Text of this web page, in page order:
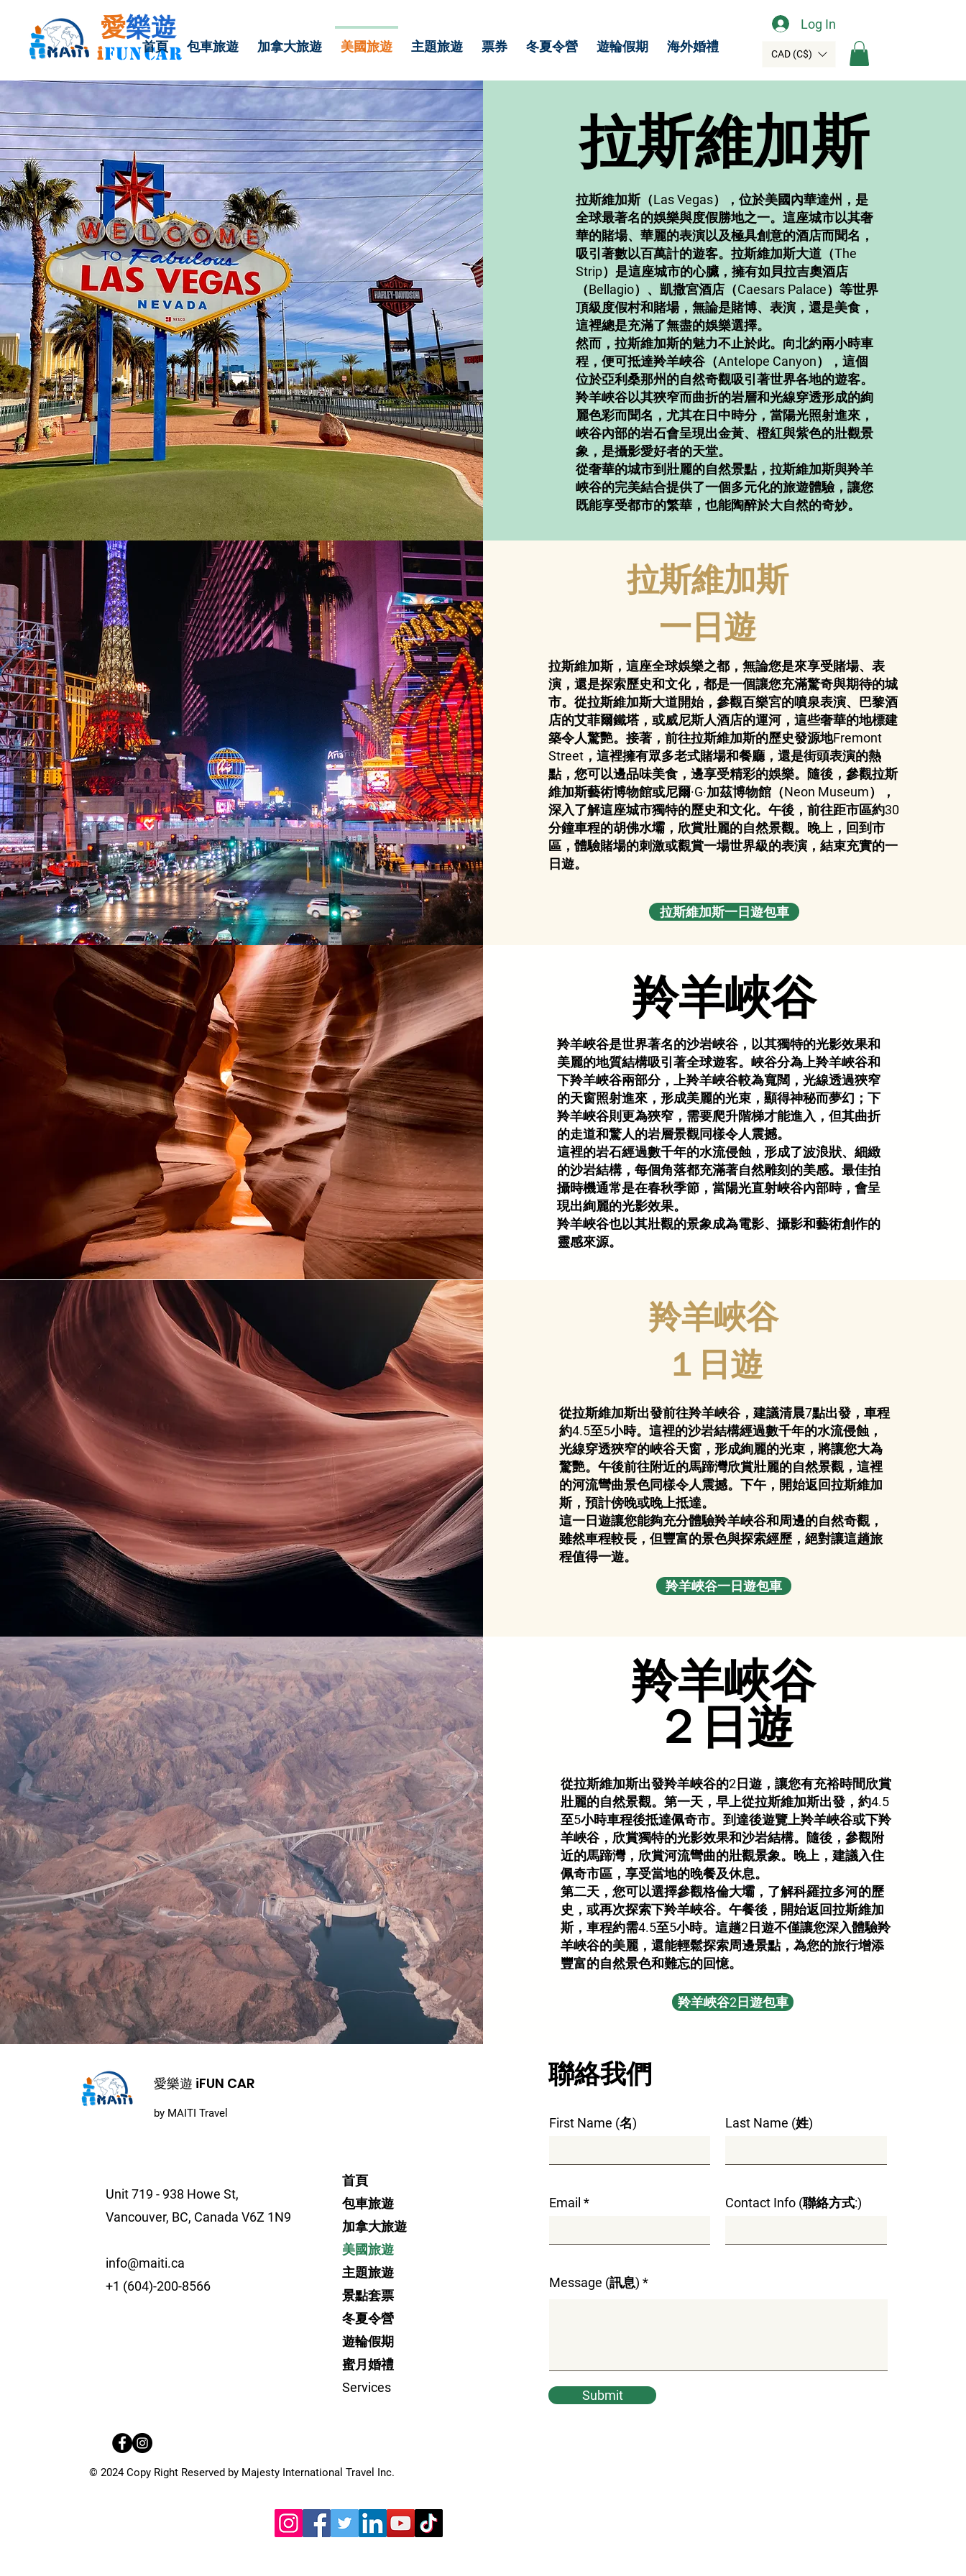
愛樂遊
iFUNCAR
首頁 包車旅遊 加拿大旅遊 美國旅遊 主題旅遊 票券 冬夏令營 遊輪假期 海外婚禮
Log In
CAD (C$)
拉斯維加斯
拉斯維加斯（Las Vegas），位於美國內華達州，是
全球最著名的娛樂與度假勝地之一。這座城市以其奢
華的賭場、華麗的表演以及極具創意的酒店而聞名，
吸引著數以百萬計的遊客。拉斯維加斯大道（The
Strip）是這座城市的心臟，擁有如貝拉吉奧酒店
（Bellagio）、凱撒宮酒店（Caesars Palace）等世界
頂級度假村和賭場，無論是賭博、表演，還是美食，
這裡總是充滿了無盡的娛樂選擇。
然而，拉斯維加斯的魅力不止於此。向北約兩小時車
程，便可抵達羚羊峽谷（Antelope Canyon），這個
位於亞利桑那州的自然奇觀吸引著世界各地的遊客。
羚羊峽谷以其狹窄而曲折的岩層和光線穿透形成的絢
麗色彩而聞名，尤其在日中時分，當陽光照射進來，
峽谷內部的岩石會呈現出金黃、橙紅與紫色的壯觀景
象，是攝影愛好者的天堂。
從奢華的城市到壯麗的自然景點，拉斯維加斯與羚羊
峽谷的完美結合提供了一個多元化的旅遊體驗，讓您
既能享受都市的繁華，也能陶醉於大自然的奇妙。
拉斯維加斯
一日遊
拉斯維加斯，這座全球娛樂之都，無論您是來享受賭場、表
演，還是探索歷史和文化，都是一個讓您充滿驚奇與期待的城
市。從拉斯維加斯大道開始，參觀百樂宮的噴泉表演、巴黎酒
店的艾菲爾鐵塔，或威尼斯人酒店的運河，這些奢華的地標建
築令人驚艷。接著，前往拉斯維加斯的歷史發源地Fremont
Street，這裡擁有眾多老式賭場和餐廳，還是街頭表演的熱
點，您可以邊品味美食，邊享受精彩的娛樂。隨後，參觀拉斯
維加斯藝術博物館或尼爾·G·加茲博物館（Neon Museum），
深入了解這座城市獨特的歷史和文化。午後，前往距市區約30
分鐘車程的胡佛水壩，欣賞壯麗的自然景觀。晚上，回到市
區，體驗賭場的刺激或觀賞一場世界級的表演，結束充實的一
日遊。
拉斯維加斯一日遊包車
​羚羊峽谷
羚羊峽谷是世界著名的沙岩峽谷，以其獨特的光影效果和
美麗的地質結構吸引著全球遊客。峽谷分為上羚羊峽谷和
下羚羊峽谷兩部分，上羚羊峽谷較為寬闊，光線透過狹窄
的天窗照射進來，形成美麗的光束，顯得神秘而夢幻；下
羚羊峽谷則更為狹窄，需要爬升階梯才能進入，但其曲折
的走道和驚人的岩層景觀同樣令人震撼。
這裡的岩石經過數千年的水流侵蝕，形成了波浪狀、細緻
的沙岩結構，每個角落都充滿著自然雕刻的美感。最佳拍
攝時機通常是在春秋季節，當陽光直射峽谷內部時，會呈
現出絢麗的光影效果。
羚羊峽谷也以其壯觀的景象成為電影、攝影和藝術創作的
靈感來源。
羚羊峽谷
１日遊
從拉斯維加斯出發前往羚羊峽谷，建議清晨7點出發，車程
約4.5至5小時。這裡的沙岩結構經過數千年的水流侵蝕，
光線穿透狹窄的峽谷天窗，形成絢麗的光束，將讓您大為
驚艷。午後前往附近的馬蹄灣欣賞壯麗的自然景觀，這裡
的河流彎曲景色同樣令人震撼。下午，開始返回拉斯維加
斯，預計傍晚或晚上抵達。
這一日遊讓您能夠充分體驗羚羊峽谷和周邊的自然奇觀，
雖然車程較長，但豐富的景色與探索經歷，絕對讓這趟旅
程值得一遊。
羚羊峽谷一日遊包車
​羚羊峽谷
​２日遊
從拉斯維加斯出發羚羊峽谷的2日遊，讓您有充裕時間欣賞
壯麗的自然景觀。第一天，早上從拉斯維加斯出發，約4.5
至5小時車程後抵達佩奇市。到達後遊覽上羚羊峽谷或下羚
羊峽谷，欣賞獨特的光影效果和沙岩結構。隨後，參觀附
近的馬蹄灣，欣賞河流彎曲的壯觀景象。晚上，建議入住
佩奇市區，享受當地的晚餐及休息。
第二天，您可以選擇參觀格倫大壩，了解科羅拉多河的歷
史，或再次探索下羚羊峽谷。午餐後，開始返回拉斯維加
斯，車程約需4.5至5小時。這趟2日遊不僅讓您深入體驗羚
羊峽谷的美麗，還能輕鬆探索周邊景點，為您的旅行增添
豐富的自然景色和難忘的回憶。
羚羊峽谷2日遊包車
​愛樂遊 iFUN CAR
by MAITI Travel
Unit 719 - 938 Howe St,
Vancouver, BC, Canada V6Z 1N9
info@maiti.ca
+1 (604)-200-8566
首頁
包車旅遊
加拿大旅遊
美國旅遊
主題旅遊
景點套票
冬夏令營
遊輪假期
蜜月婚禮
Services
© 2024 Copy Right Reserved by Majesty International Travel Inc.
​聯絡我們
First Name (名) Last Name (姓)
Email Contact Info (聯絡方式:)
Message (訊息)
Submit